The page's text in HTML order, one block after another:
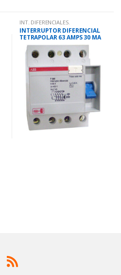
INT. DIFERENCIALES.
INTERRUPTOR DIFERENCIAL
TETRAPOLAR 63 AMPS 30 MA